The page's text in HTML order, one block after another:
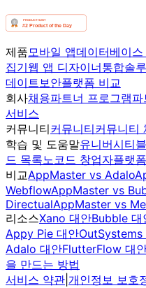
제품모바일 앱데이터베이스
집기웹 앱 디자이너통합솔
데이트보안플랫폼 비교
회사채용파트너 프로그램파
서비스
커뮤니티커뮤니티커뮤니티
학습 및 도움말유니버시티
드 목록노코드 창업자플랫
비교AppMaster vs Adalo
WebflowAppMaster vs
DirectualAppMaster vs
리소스Xano 대안Bubble 대
Appy Pie 대안OutSystems
Adalo 대안FlutterFlow 대
을 만드는 방법
서비스 약관 개인정보 보호